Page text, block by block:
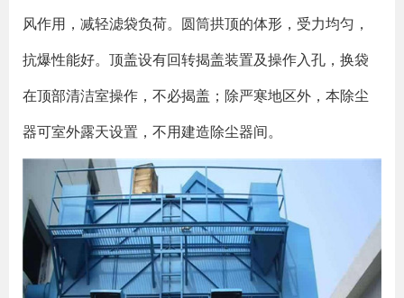
风作用，减轻滤袋负荷。圆筒拱顶的体形，受力均匀，
抗爆性能好。顶盖设有回转揭盖装置及操作入孔，换袋
在顶部清洁室操作，不必揭盖；除严寒地区外，本除尘
器可室外露天设置，不用建造除尘器间。